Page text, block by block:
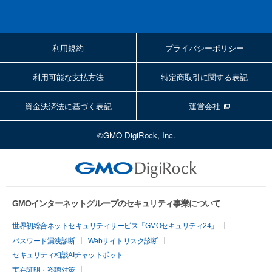
利用規約 プライバシーポリシー
利用可能な支払方法 特定商取引に関する表記
資金決済法に基づく表記 運営会社
©GMO DigiRock, Inc.
GMOインターネットグループのセキュリティ事業について
世界初総合ネットセキュリティサービス「GMOセキュリティ24」
パスワード漏洩診断
Webサイトリスク診断
セキュリティ相談AIチャットボット
実在証明・盗聴対策